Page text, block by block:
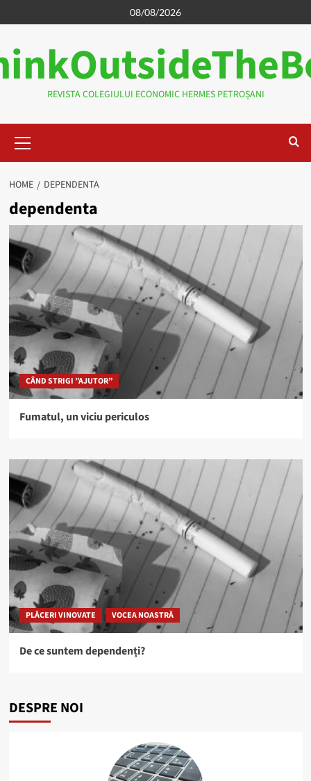
to
08/08/2026
REVISTA COLEGIULUI ECONOMIC HERMES PETROȘANI
Menu
HOME DEPENDENTA
dependenta
CÂND STRIGI ”AJUTOR”
Fumatul, un viciu periculos
PLĂCERI VINOVATE VOCEA NOASTRĂ
De ce suntem dependenți?
DESPRE NOI